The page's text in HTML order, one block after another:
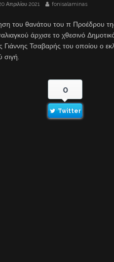
Απριλίου 2021 fonisalaminas
του θανάτου του π Προέδρου
άρχισε το χθεσινό
Γιάννης Τσαβαρής του οποίου ο
σιγή.
0
Twitter